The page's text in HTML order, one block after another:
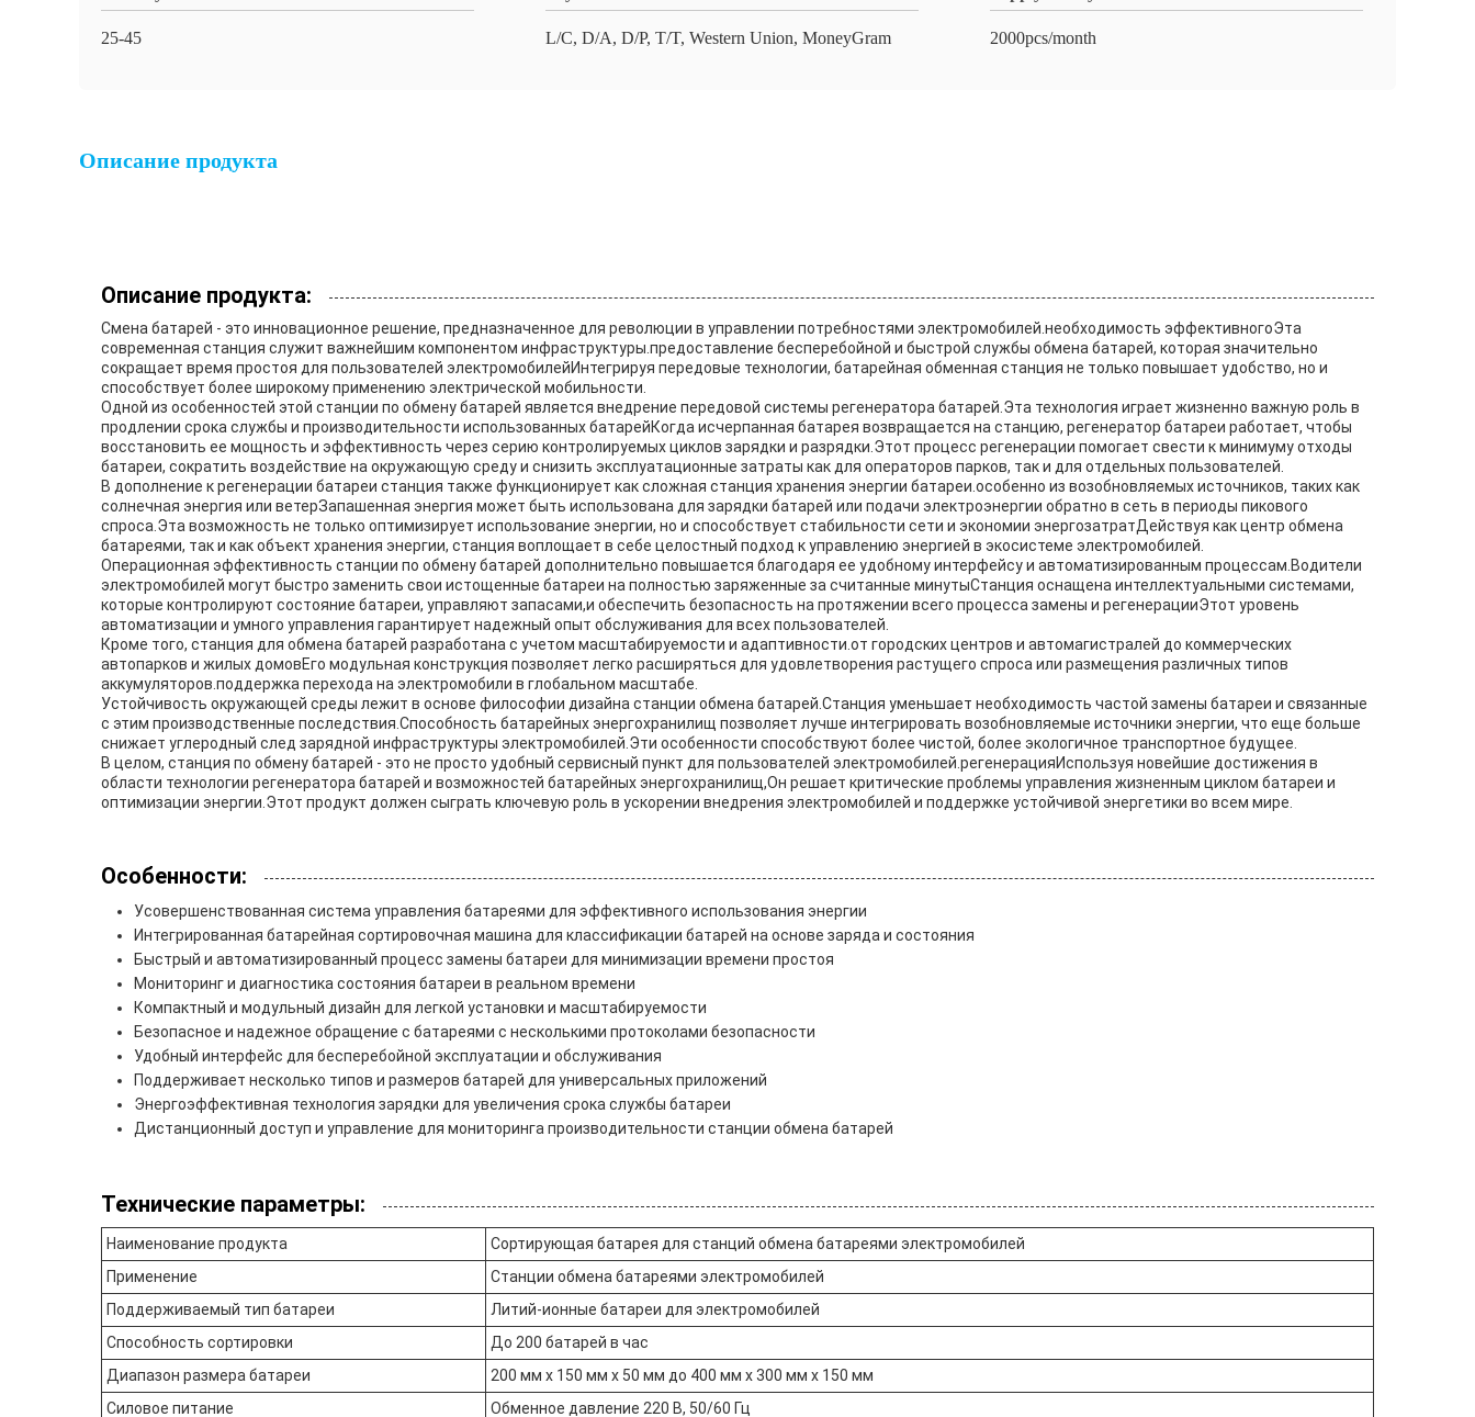
25-45 L/C, D/A, D/P, T/T, Western Union, MoneyGram 2000pcs/month
Описание продукта
Описание продукта:
Смена батарей - это инновационное решение, предназначенное для революции в управлении потребностями электромобилей.необходимость эффективногоЭта
современная станция служит важнейшим компонентом инфраструктуры.предоставление бесперебойной и быстрой службы обмена батарей, которая значительно
сокращает время простоя для пользователей электромобилейИнтегрируя передовые технологии, батарейная обменная станция не только повышает удобство, но и
способствует более широкому применению электрической мобильности.
Одной из особенностей этой станции по обмену батарей является внедрение передовой системы регенератора батарей.Эта технология играет жизненно важную роль в
продлении срока службы и производительности использованных батарейКогда исчерпанная батарея возвращается на станцию, регенератор батареи работает, чтобы
восстановить ее мощность и эффективность через серию контролируемых циклов зарядки и разрядки.Этот процесс регенерации помогает свести к минимуму отходы
батареи, сократить воздействие на окружающую среду и снизить эксплуатационные затраты как для операторов парков, так и для отдельных пользователей.
В дополнение к регенерации батареи станция также функционирует как сложная станция хранения энергии батареи.особенно из возобновляемых источников, таких как
солнечная энергия или ветерЗапашенная энергия может быть использована для зарядки батарей или подачи электроэнергии обратно в сеть в периоды пикового
спроса.Эта возможность не только оптимизирует использование энергии, но и способствует стабильности сети и экономии энергозатратДействуя как центр обмена
батареями, так и как объект хранения энергии, станция воплощает в себе целостный подход к управлению энергией в экосистеме электромобилей.
Операционная эффективность станции по обмену батарей дополнительно повышается благодаря ее удобному интерфейсу и автоматизированным процессам.Водители
электромобилей могут быстро заменить свои истощенные батареи на полностью заряженные за считанные минутыСтанция оснащена интеллектуальными системами,
которые контролируют состояние батареи, управляют запасами,и обеспечить безопасность на протяжении всего процесса замены и регенерацииЭтот уровень
автоматизации и умного управления гарантирует надежный опыт обслуживания для всех пользователей.
Кроме того, станция для обмена батарей разработана с учетом масштабируемости и адаптивности.от городских центров и автомагистралей до коммерческих
автопарков и жилых домовЕго модульная конструкция позволяет легко расширяться для удовлетворения растущего спроса или размещения различных типов
аккумуляторов.поддержка перехода на электромобили в глобальном масштабе.
Устойчивость окружающей среды лежит в основе философии дизайна станции обмена батарей.Станция уменьшает необходимость частой замены батареи и связанные
с этим производственные последствия.Способность батарейных энергохранилищ позволяет лучше интегрировать возобновляемые источники энергии, что еще больше
снижает углеродный след зарядной инфраструктуры электромобилей.Эти особенности способствуют более чистой, более экологичное транспортное будущее.
В целом, станция по обмену батарей - это не просто удобный сервисный пункт для пользователей электромобилей.регенерацияИспользуя новейшие достижения в
области технологии регенератора батарей и возможностей батарейных энергохранилищ,Он решает критические проблемы управления жизненным циклом батареи и
оптимизации энергии.Этот продукт должен сыграть ключевую роль в ускорении внедрения электромобилей и поддержке устойчивой энергетики во всем мире.
Особенности:
Усовершенствованная система управления батареями для эффективного использования энергии
Интегрированная батарейная сортировочная машина для классификации батарей на основе заряда и состояния
Быстрый и автоматизированный процесс замены батареи для минимизации времени простоя
Мониторинг и диагностика состояния батареи в реальном времени
Компактный и модульный дизайн для легкой установки и масштабируемости
Безопасное и надежное обращение с батареями с несколькими протоколами безопасности
Удобный интерфейс для бесперебойной эксплуатации и обслуживания
Поддерживает несколько типов и размеров батарей для универсальных приложений
Энергоэффективная технология зарядки для увеличения срока службы батареи
Дистанционный доступ и управление для мониторинга производительности станции обмена батарей
Технические параметры:
Наименование продукта
Сортирующая батарея для станций обмена батареями электромобилей
Применение
Станции обмена батареями электромобилей
Поддерживаемый тип батареи
Литий-ионные батареи для электромобилей
Способность сортировки
До 200 батарей в час
Диапазон размера батареи
200 мм х 150 мм х 50 мм до 400 мм х 300 мм х 150 мм
Силовое питание
Обменное давление 220 В, 50/60 Гц